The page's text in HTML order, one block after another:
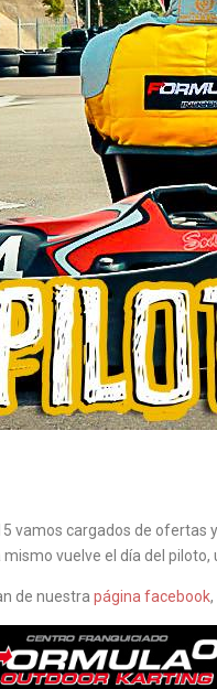
vamos cargados de ofertas
vuelve el día del piloto,
de nuestra página facebook,